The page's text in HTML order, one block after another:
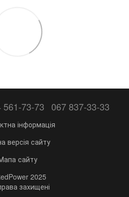
561-73-73 067 837-33-33
інформація
версія сайту
сайту
2025
захищені